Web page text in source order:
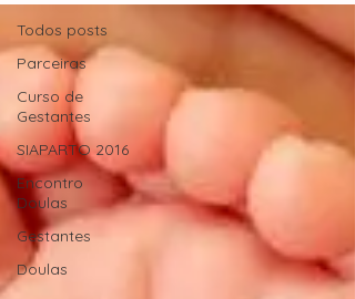
Todos posts
Parceiras
Curso de
Gestantes
SIAPARTO 2016
Encontro
Doulas
Gestantes
Doulas